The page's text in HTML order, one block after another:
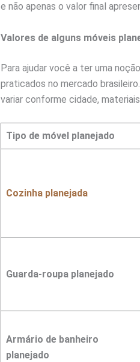
e não apenas o valor final
Valores de alguns móveis
Para ajudar você a ter uma
praticados no mercado
variar conforme cidade,
Tipo de móvel planejado
Cozinha planejada
Guarda-roupa planejado
Armário de banheiro
planejado